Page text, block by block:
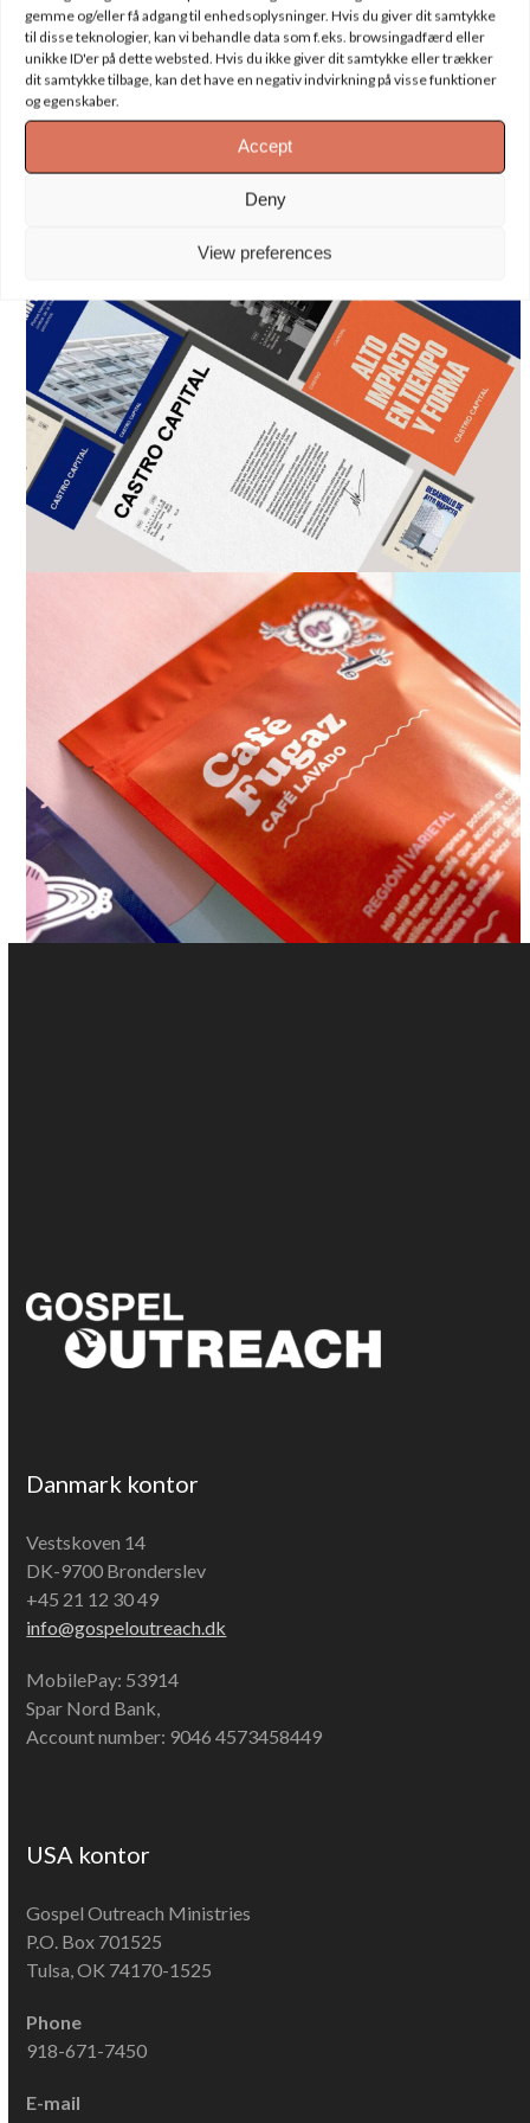
gemme og/eller få adgang til enhedsoplysninger. Hvis du giver dit samtykke
til disse teknologier, kan vi behandle data som f.eks. browsingadfærd eller
unikke ID'er på dette websted. Hvis du ikke giver dit samtykke eller trækker
dit samtykke tilbage, kan det have en negativ indvirkning på visse funktioner
og egenskaber.
Accept
Deny
View preferences
Danmark kontor
Vestskoven 14
DK-9700 Bronderslev
+45 21 12 30 49
info@gospeloutreach.dk
MobilePay: 53914
Spar Nord Bank,
Account number: 9046 4573458449
USA kontor
Gospel Outreach Ministries
P.O. Box 701525
Tulsa, OK 74170-1525
Phone
918-671-7450
E-mail